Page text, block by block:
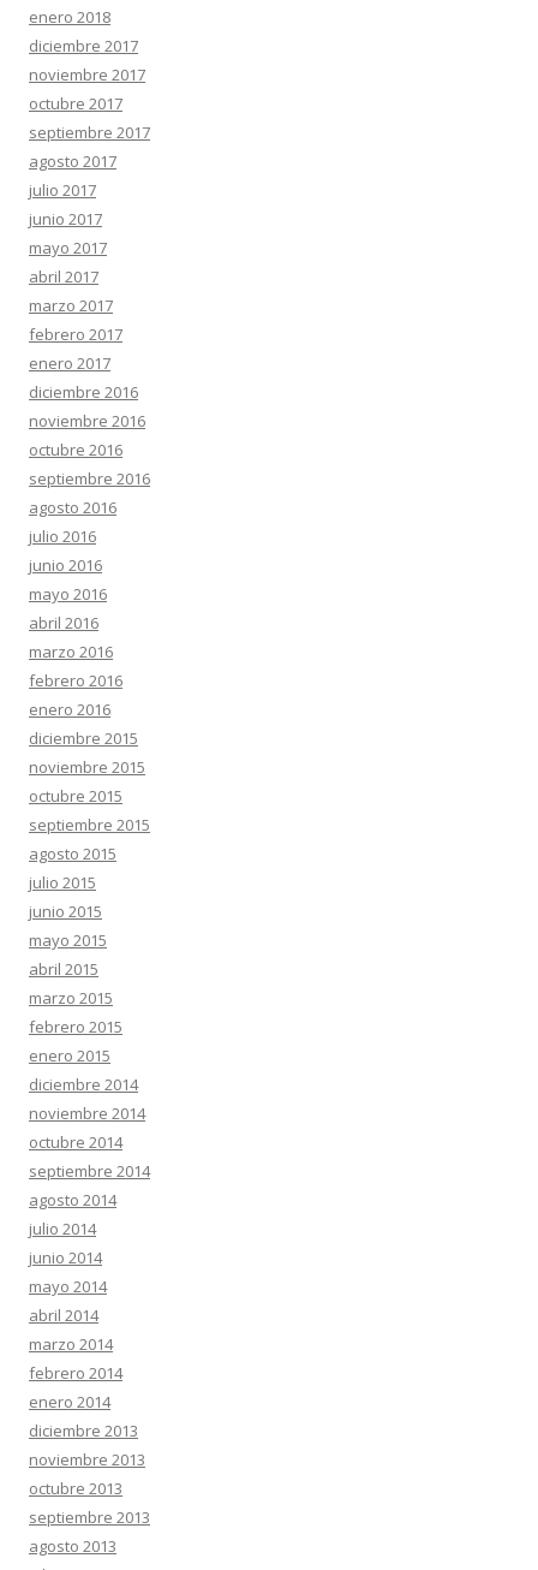
enero 2018
diciembre 2017
noviembre 2017
octubre 2017
septiembre 2017
agosto 2017
julio 2017
junio 2017
mayo 2017
abril 2017
marzo 2017
febrero 2017
enero 2017
diciembre 2016
noviembre 2016
octubre 2016
septiembre 2016
agosto 2016
julio 2016
junio 2016
mayo 2016
abril 2016
marzo 2016
febrero 2016
enero 2016
diciembre 2015
noviembre 2015
octubre 2015
septiembre 2015
agosto 2015
julio 2015
junio 2015
mayo 2015
abril 2015
marzo 2015
febrero 2015
enero 2015
diciembre 2014
noviembre 2014
octubre 2014
septiembre 2014
agosto 2014
julio 2014
junio 2014
mayo 2014
abril 2014
marzo 2014
febrero 2014
enero 2014
diciembre 2013
noviembre 2013
octubre 2013
septiembre 2013
agosto 2013